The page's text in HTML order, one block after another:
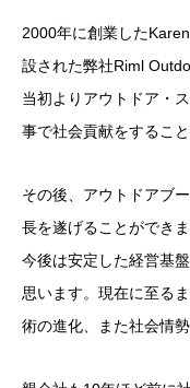
2000年に創業した
設された弊社Riml
当初よりアウトドア・
事で社会貢献をすること
その後、アウトドアブ
長を遂げることができま
今後は安定した経営基
思います。現在に至る
術の進化、また社会情